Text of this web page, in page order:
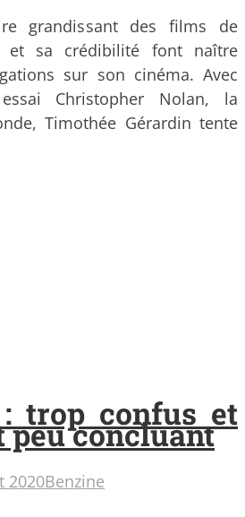
grandissant des films de
et sa crédibilité font naître
sur son cinéma. Avec
Christopher Nolan, la
Timothée Gérardin tente
trop confus et
peu concluant
2020Benzine